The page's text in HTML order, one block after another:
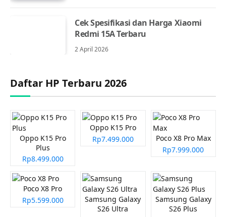
Cek Spesifikasi dan Harga Xiaomi
Redmi 15A Terbaru
2 April 2026
Daftar HP Terbaru 2026
Oppo K15 Pro
Plus
Rp8.499.000
Oppo K15 Pro
Rp7.499.000
Poco X8 Pro Max
Rp7.999.000
Poco X8 Pro
Rp5.599.000
Samsung Galaxy
S26 Ultra
Samsung Galaxy
S26 Plus